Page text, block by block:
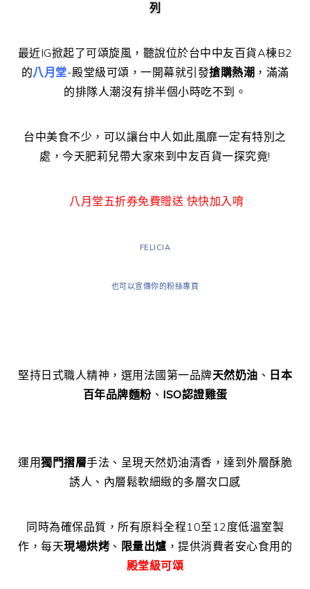
列
最近IG掀起了可頌旋風，聽說位於台中中友百貨A棟B2
的八月堂-殿堂級可頌，一開幕就引發搶購熱潮 ，滿滿
的排隊人潮沒有排半個小時吃不到。
台中美食不少，可以讓台中人如此風靡一定有特別之
處，今天肥莉兒帶大家來到中友百貨一探究竟!
八月堂五折券免費贈送 快快加入唷
FELICIA
也可以宣傳你的粉絲專頁
堅持日式職人精神，選用法國第一品牌天然奶油 、 日本
百年品牌麵粉、 ISO認證雞蛋
運用獨門摺層手法、呈現天然奶油清香，達到外層酥脆
誘人、內層鬆軟細緻的多層次口感
同時為確保品質，所有原料全程10至12度低溫室製
作，每天現場烘烤 、 限量出爐 ，提供消費者安心食用的
殿堂級可頌